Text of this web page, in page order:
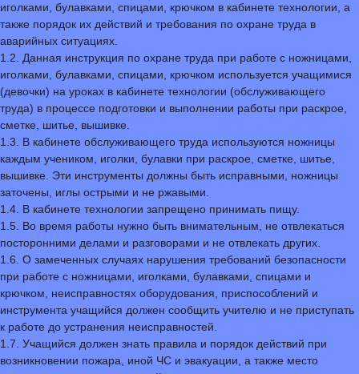
иголками, булавками, спицами, крючком в кабинете технологии, а
также порядок их действий и требования по охране труда в
аварийных ситуациях.
1.2. Данная инструкция по охране труда при работе с ножницами,
иголками, булавками, спицами, крючком используется учащимися
(девочки) на уроках в кабинете технологии (обслуживающего
труда) в процессе подготовки и выполнении работы при раскрое,
сметке, шитье, вышивке.
1.3. В кабинете обслуживающего труда используются ножницы
каждым учеником, иголки, булавки при раскрое, сметке, шитье,
вышивке. Эти инструменты должны быть исправными, ножницы
заточены, иглы острыми и не ржавыми.
1.4. В кабинете технологии запрещено принимать пищу.
1.5. Во время работы нужно быть внимательным, не отвлекаться
посторонними делами и разговорами и не отвлекать других.
1.6. О замеченных случаях нарушения требований безопасности
при работе с ножницами, иголками, булавками, спицами и
крючком, неисправностях оборудования, приспособлений и
инструмента учащийся должен сообщить учителю и не приступать
к работе до устранения неисправностей.
1.7. Учащийся должен знать правила и порядок действий при
возникновении пожара, иной ЧС и эвакуации, а также место